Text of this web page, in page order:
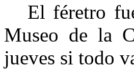
El féretro
Museo de la
jueves si todo